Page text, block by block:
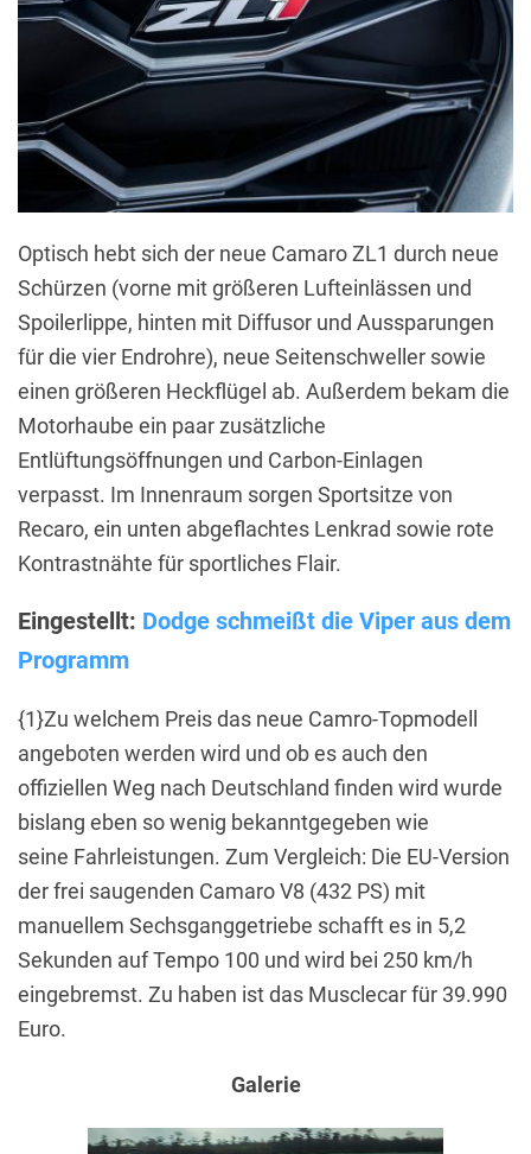
Optisch hebt sich der neue Camaro ZL1 durch neue
Schürzen (vorne mit größeren Lufteinlässen und
Spoilerlippe, hinten mit Diffusor und Aussparungen
für die vier Endrohre), neue Seitenschweller sowie
einen größeren Heckflügel ab. Außerdem bekam die
Motorhaube ein paar zusätzliche
Entlüftungsöffnungen und Carbon-Einlagen
verpasst. Im Innenraum sorgen Sportsitze von
Recaro, ein unten abgeflachtes Lenkrad sowie rote
Kontrastnähte für sportliches Flair.
Eingestellt: Dodge schmeißt die Viper aus dem
Programm
{1}Zu welchem Preis das neue Camro-Topmodell
angeboten werden wird und ob es auch den
offiziellen Weg nach Deutschland finden wird wurde
bislang eben so wenig bekanntgegeben wie
seine Fahrleistungen. Zum Vergleich: Die EU-Version
der frei saugenden Camaro V8 (432 PS) mit
manuellem Sechsganggetriebe schafft es in 5,2
Sekunden auf Tempo 100 und wird bei 250 km/h
eingebremst. Zu haben ist das Musclecar für 39.990
Euro.
Galerie